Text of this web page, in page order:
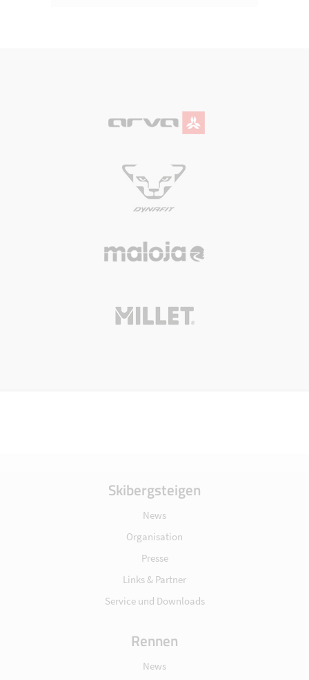
Skibergsteigen
News
Organisation
Presse
Links & Partner
Service und Downloads
Rennen
News